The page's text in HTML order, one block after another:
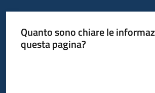
Quanto sono chiare le
questa pagina?